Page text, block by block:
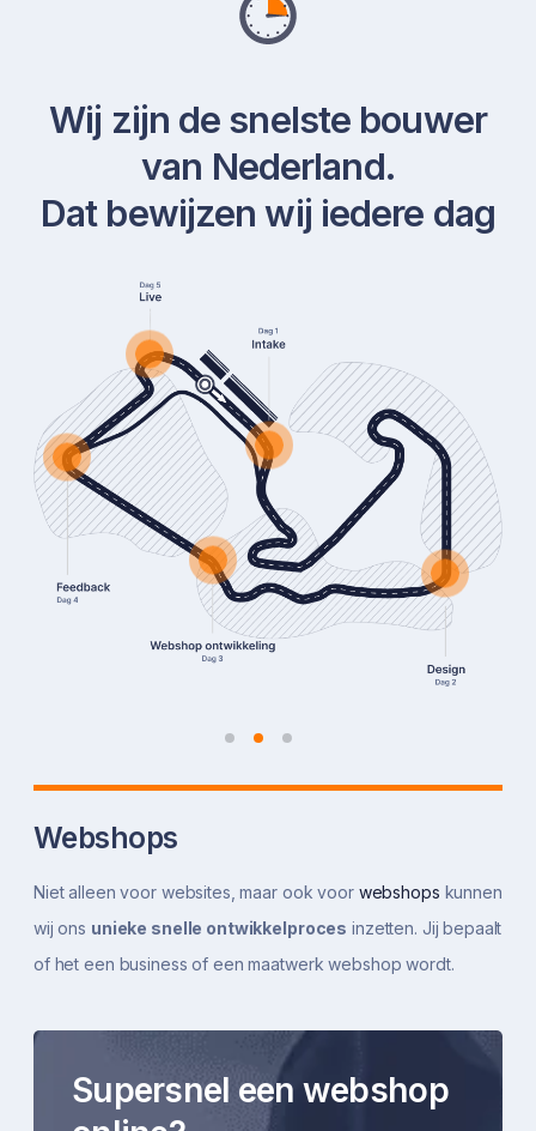
Wij zijn de snelste bouwer
van Nederland.
Dat bewijzen wij iedere dag
Webshops
Niet alleen voor websites, maar ook voor webshops kunnen
wij ons unieke snelle ontwikkelproces inzetten. Jij bepaalt
of het een business of een maatwerk webshop wordt.
Elke dag een
Supersnel een website
Supersnel een webshop
Elke dag een
Supersnel een website